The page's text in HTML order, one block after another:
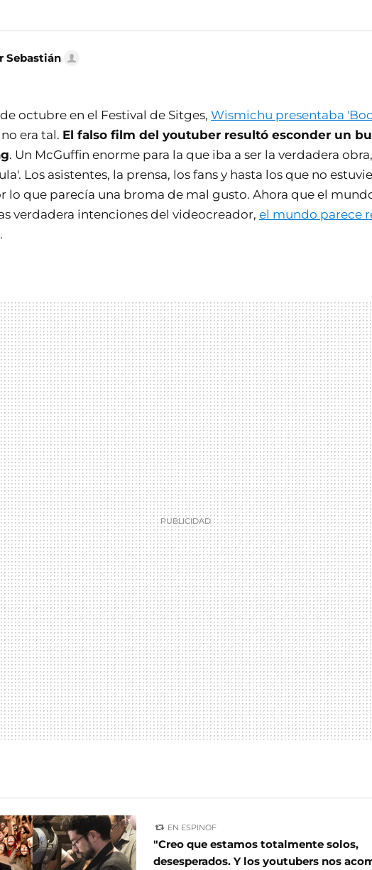
Sebastián
de octubre en el Festival de Sitges, Wismichu presentaba
era tal. El falso film del youtuber resultó esconder un
. Un McGuffin enorme para la que iba a ser la verdadera
Los asistentes, la prensa, los fans y hasta los que no
lo que parecía una broma de mal gusto. Ahora que el
verdadera intenciones del videocreador, el mundo parece
.
EN ESPINOF
"Creo que estamos totalmente solos,
desesperados. Y los youtubers nos